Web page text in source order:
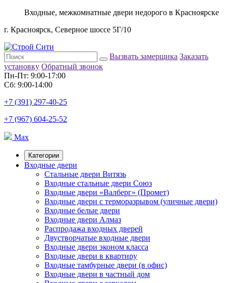
Входные, межкомнатные двери недорого в Красноярске
г. Красноярск, Северное шоссе 5Г/10
Вызвать замерщика Заказать
установку Обратный звонок
Пн-Пт: 9:00-17:00
Сб: 9:00-14:00
+7 (391) 297-40-25
+7 (967) 604-25-52
Max
Категории
Входные двери
Стальные двери Витязь
Входные стальные двери Союз
Входные двери «Валберг» (Промет)
Входные двери с терморазрывом (уличные двери)
Входные белые двери
Входные двери Алмаз
Распродажа входных дверей
Двустворчатые входные двери
Входные двери эконом класса
Входные двери в квартиру
Входные тамбурные двери (в офис)
Входные двери в частный дом